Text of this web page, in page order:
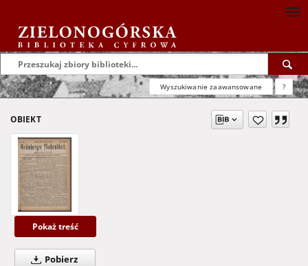
Wyszukiwanie zaawansowane ?
OBIEKT
Pokaż treść
Pobierz